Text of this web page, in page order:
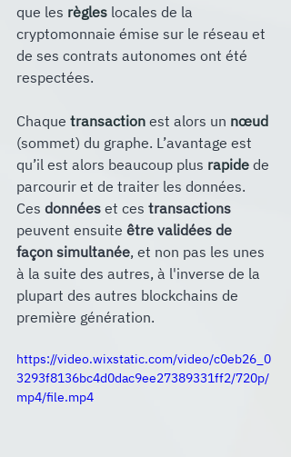
que les règles locales de la
cryptomonnaie émise sur le réseau et
de ses contrats autonomes ont été
respectées.
Chaque transaction est alors un nœud
(sommet) du graphe. L’avantage est
qu’il est alors beaucoup plus rapide de
parcourir et de traiter les données.
Ces données et ces transactions
peuvent ensuite être validées de
façon simultanée, et non pas les unes
à la suite des autres, à l'inverse de la
plupart des autres blockchains de
première génération.
https://video.wixstatic.com/video/c0eb26_0
3293f8136bc4d0dac9ee27389331ff2/720p/
mp4/file.mp4